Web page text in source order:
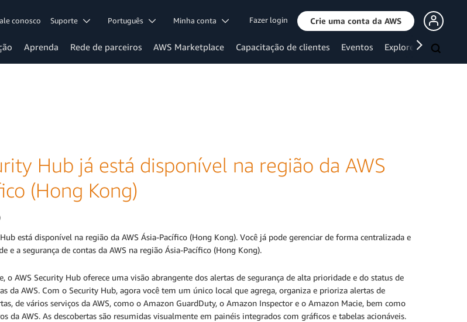
conosco Suporte Português Minha conta Fazer login Crie uma conta da AWS
Aprenda Rede de parceiros AWS Marketplace Capacitação de clientes Eventos Explore mais
Hub já está disponível na região da AWS
(Hong Kong)
está disponível na região da AWS Ásia-Pacífico (Hong Kong). Você já pode gerenciar de forma centralizada e
e a segurança de contas da AWS na região Ásia-Pacífico (Hong Kong).
o AWS Security Hub oferece uma visão abrangente dos alertas de segurança de alta prioridade e do status de
da AWS. Com o Security Hub, agora você tem um único local que agrega, organiza e prioriza alertas de
de vários serviços da AWS, como o Amazon GuardDuty, o Amazon Inspector e o Amazon Macie, bem como
da AWS. As descobertas são resumidas visualmente em painéis integrados com gráficos e tabelas acionáveis.